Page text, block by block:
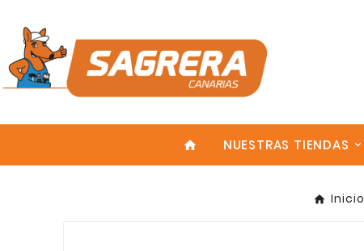
home NUESTRAS TIENDAS
Inicio